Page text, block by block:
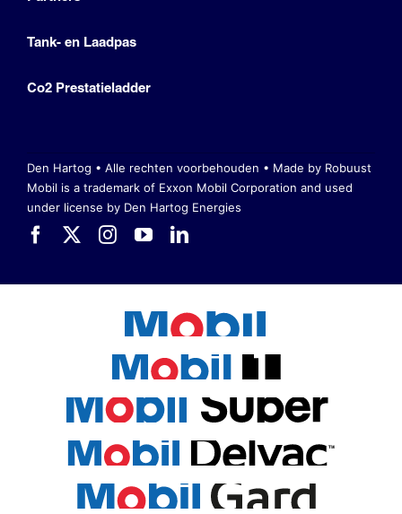
Tank- en Laadpas
Co2 Prestatieladder
Den Hartog • Alle rechten voorbehouden • Made by Robuust
Mobil is a trademark of Exxon Mobil Corporation and used
under license by Den Hartog Energies